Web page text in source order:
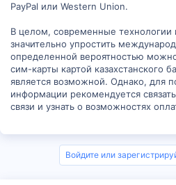
PayPal или Western Union.
В целом, современные технологии
значительно упростить
определенной вероятностью
сим-карты картой казахстанского
является возможной. Однако, для
информации рекомендуется
связи и узнать о возможностях
Войдите или